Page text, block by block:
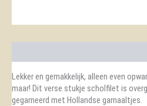
Lekker en gemakkelijk, alleen even
maar! Dit verse stukje scholfilet is
gegarneerd met Hollandse garnaaltjes.